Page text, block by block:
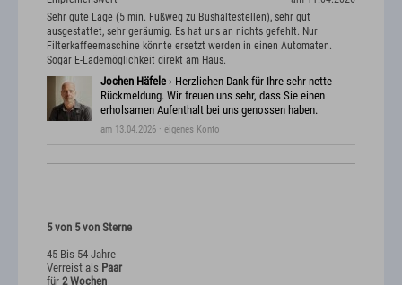
Sehr gute Lage (5 min. Fußweg zu Bushaltestellen), sehr gut
ausgestattet, sehr geräumig. Es hat uns an nichts gefehlt. Nur
Filterkaffeemaschine könnte ersetzt werden in einen Automaten.
Sogar E-Lademöglichkeit direkt am Haus.
Jochen Häfele › Herzlichen Dank für Ihre sehr nette
Rückmeldung. Wir freuen uns sehr, dass Sie einen
erholsamen Aufenthalt bei uns genossen haben.
am 13.04.2026 · eigenes Konto
5 von 5 von Sterne
45 Bis 54 Jahre
Verreist als Paar
für 2 Wochen